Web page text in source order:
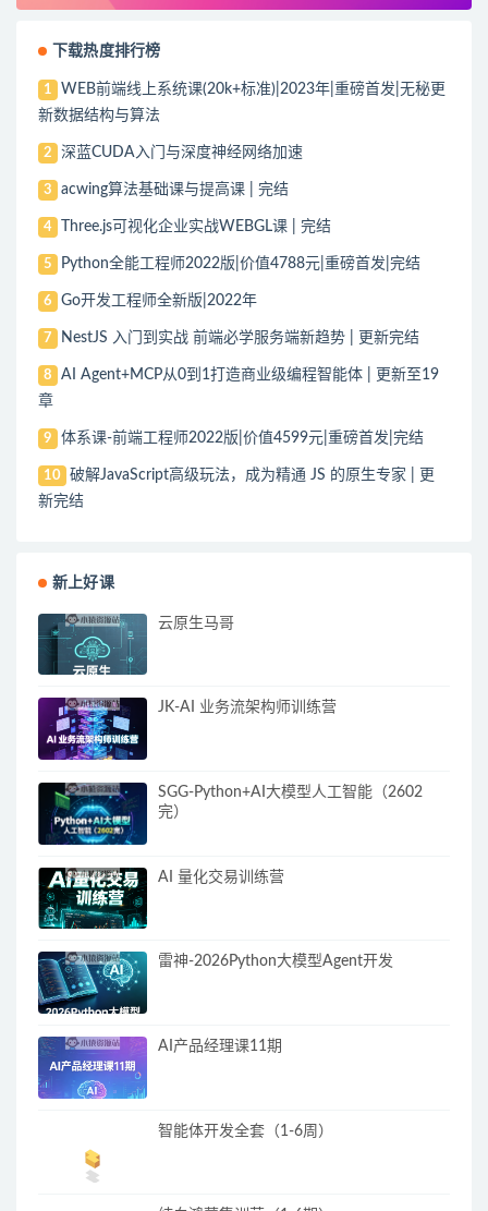
下载热度排行榜
1
WEB前端线上系统课(20k+标准)|2023年|重磅首发|无秘更
新数据结构与算法
2 深蓝CUDA入门与深度神经网络加速
3 acwing算法基础课与提高课 | 完结
4 Three.js可视化企业实战WEBGL课 | 完结
5 Python全能工程师2022版|价值4788元|重磅首发|完结
6 Go开发工程师全新版|2022年
7 NestJS 入门到实战 前端必学服务端新趋势 | 更新完结
8
AI Agent+MCP从0到1打造商业级编程智能体 | 更新至19
章
9 体系课-前端工程师2022版|价值4599元|重磅首发|完结
10
破解JavaScript高级玩法，成为精通 JS 的原生专家 | 更
新完结
新上好课
云原生马哥
JK-AI 业务流架构师训练营
SGG-Python+AI大模型人工智能（2602
完）
AI 量化交易训练营
雷神-2026Python大模型Agent开发
AI产品经理课11期
智能体开发全套（1-6周）